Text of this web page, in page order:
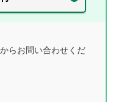
からお問い合わせくだ